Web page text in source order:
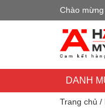
Chào
DANH
Trang chủ /